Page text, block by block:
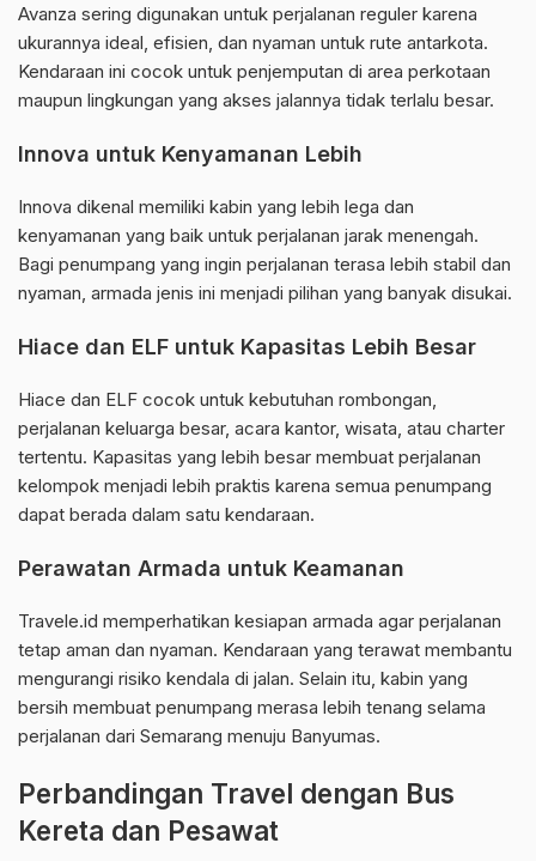
Avanza sering digunakan untuk perjalanan reguler karena
ukurannya ideal, efisien, dan nyaman untuk rute antarkota.
Kendaraan ini cocok untuk penjemputan di area perkotaan
maupun lingkungan yang akses jalannya tidak terlalu besar.
Innova untuk Kenyamanan Lebih
Innova dikenal memiliki kabin yang lebih lega dan
kenyamanan yang baik untuk perjalanan jarak menengah.
Bagi penumpang yang ingin perjalanan terasa lebih stabil dan
nyaman, armada jenis ini menjadi pilihan yang banyak disukai.
Hiace dan ELF untuk Kapasitas Lebih Besar
Hiace dan ELF cocok untuk kebutuhan rombongan,
perjalanan keluarga besar, acara kantor, wisata, atau charter
tertentu. Kapasitas yang lebih besar membuat perjalanan
kelompok menjadi lebih praktis karena semua penumpang
dapat berada dalam satu kendaraan.
Perawatan Armada untuk Keamanan
Travele.id memperhatikan kesiapan armada agar perjalanan
tetap aman dan nyaman. Kendaraan yang terawat membantu
mengurangi risiko kendala di jalan. Selain itu, kabin yang
bersih membuat penumpang merasa lebih tenang selama
perjalanan dari Semarang menuju Banyumas.
Perbandingan Travel dengan Bus
Kereta dan Pesawat